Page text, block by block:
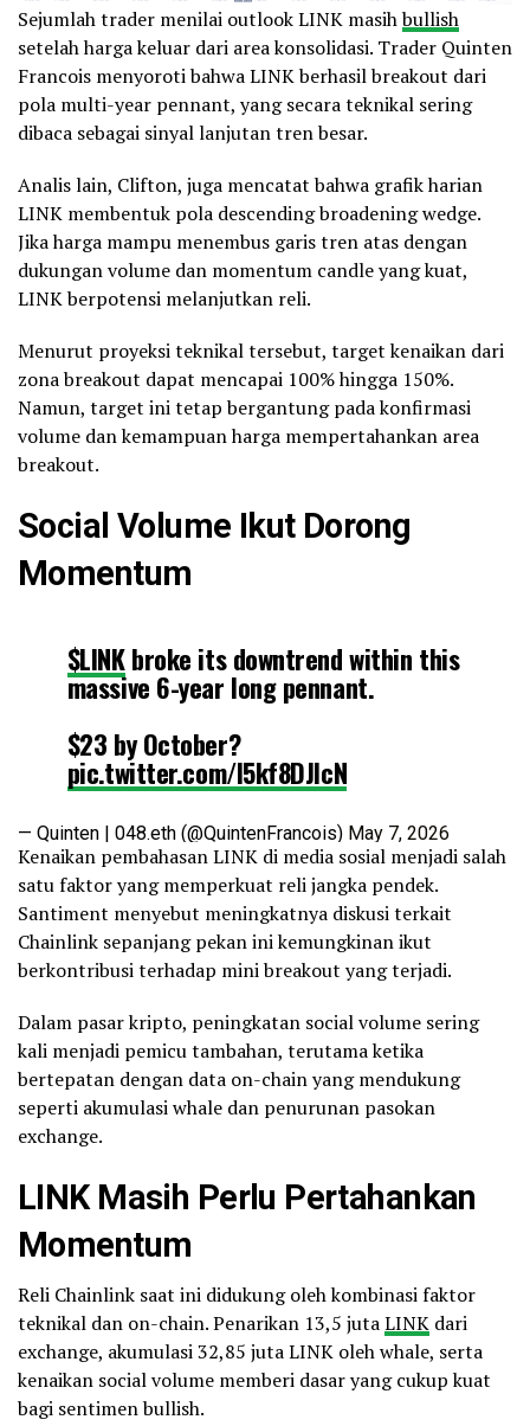
Sejumlah trader menilai outlook LINK masihbullish
setelah harga keluar dari area konsolidasi. Trader Quinten
Francois menyoroti bahwa LINK berhasil breakout dari
pola multi-year pennant, yang secara teknikal sering
dibaca sebagai sinyal lanjutan tren besar.
Analis lain, Clifton, juga mencatat bahwa grafik harian
LINK membentuk pola descending broadening wedge.
Jika harga mampu menembus garis tren atas dengan
dukungan volume dan momentum candle yang kuat,
LINK berpotensi melanjutkan reli.
Menurut proyeksi teknikal tersebut, target kenaikan dari
zona breakout dapat mencapai 100% hingga 150%.
Namun, target ini tetap bergantung pada konfirmasi
volume dan kemampuan harga mempertahankan area
breakout.
Social Volume Ikut Dorong
Momentum
$LINKbroke its downtrend within this
massive 6-year long pennant.
$23 by October?
pic.twitter.com/I5kf8DJIcN
— Quinten | 048.eth (@QuintenFrancois) May 7, 2026
Kenaikan pembahasan LINK di media sosial menjadi salah
satu faktor yang memperkuat reli jangka pendek.
Santiment menyebut meningkatnya diskusi terkait
Chainlink sepanjang pekan ini kemungkinan ikut
berkontribusi terhadap mini breakout yang terjadi.
Dalam pasar kripto, peningkatan social volume sering
kali menjadi pemicu tambahan, terutama ketika
bertepatan dengan data on-chain yang mendukung
seperti akumulasi whale dan penurunan pasokan
exchange.
LINK Masih Perlu Pertahankan
Momentum
Reli Chainlink saat ini didukung oleh kombinasi faktor
teknikal dan on-chain. Penarikan 13,5 jutaLINK dari
exchange, akumulasi 32,85 juta LINK oleh whale, serta
kenaikan social volume memberi dasar yang cukup kuat
bagi sentimen bullish.